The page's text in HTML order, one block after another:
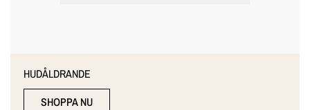
HUDÅLDRANDE
SHOPPA NU